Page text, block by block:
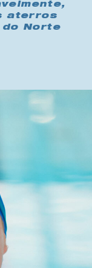
aterros
Norte